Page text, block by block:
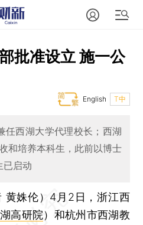
批准设立 施一公
T中
English
任西湖大学代理校长；西湖
和培养本科生，此前以博士
已启动
黄姝伦） 4月2日，浙江西
高研院）和杭州市西湖教